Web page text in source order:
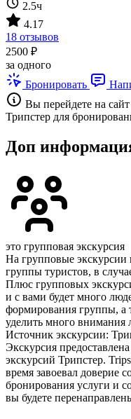
2.5ч
4.17
18 отзывов
2500 ₽
за одного
Бронировать
Вы перейдете на сайт
Трипстер для
Доп
это групповая экскурсия
На групповые экскурсии
группы туристов, в
Плюс групповых
и с вами будет много
формирования группы, а
уделить много внимания
Источник экскурсии:
Экскурсия
экскурсий Трипстер.
время завоевал доверие
бронирования услуги и
вы будете